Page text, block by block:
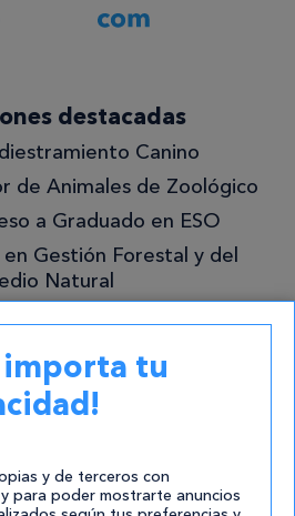
destacadas
Canino
de Animales de Zoológico
a Graduado en ESO
Gestión Forestal y del
Natural
Contacto
Sociales
importa tu
y de terceros con
para poder mostrarte anuncios